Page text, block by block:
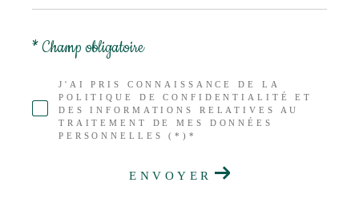
J'AI PRIS CONNAISSANCE DE LA
POLITIQUE DE CONFIDENTIALITÉ ET
DES INFORMATIONS RELATIVES AU
TRAITEMENT DE MES DONNÉES
PERSONNELLES (*)*
* Champ obligatoire
ENVOYER